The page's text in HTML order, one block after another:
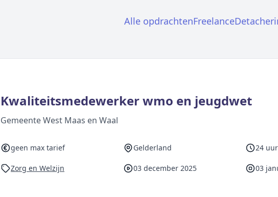
Alle opdrachtenFreelance
Kwaliteitsmedewerker wmo en jeugdwet
Gemeente West Maas en Waal
geen max tarief Gelderland 24
Zorg en Welzijn 03 december 2025 03